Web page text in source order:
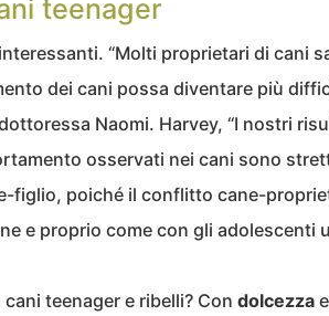
teenager
“Molti proprietari di cani
dei cani possa diventare più
Naomi. Harvey, “I nostri
osservati nei cani sono
figlio, poiché il conflitto cane-
e proprio come con gli adolescenti
teenager e ribelli? Con dolcezza e